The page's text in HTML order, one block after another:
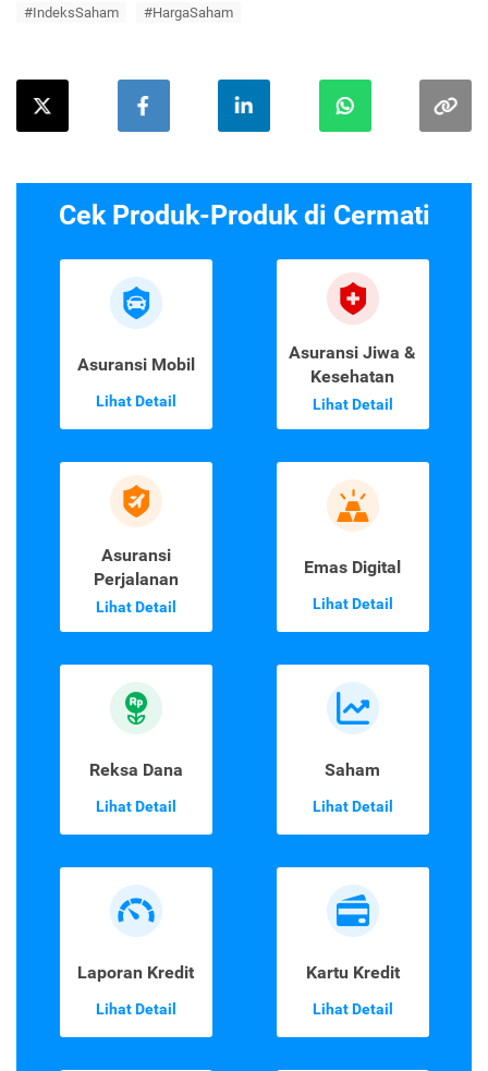
#IndeksSaham #HargaSaham
Cek Produk-Produk di Cermati
Asuransi Mobil
Lihat Detail
Asuransi Jiwa &
Kesehatan
Lihat Detail
Asuransi
Perjalanan
Lihat Detail
Emas Digital
Lihat Detail
Reksa Dana
Lihat Detail
Saham
Lihat Detail
Laporan Kredit
Lihat Detail
Kartu Kredit
Lihat Detail